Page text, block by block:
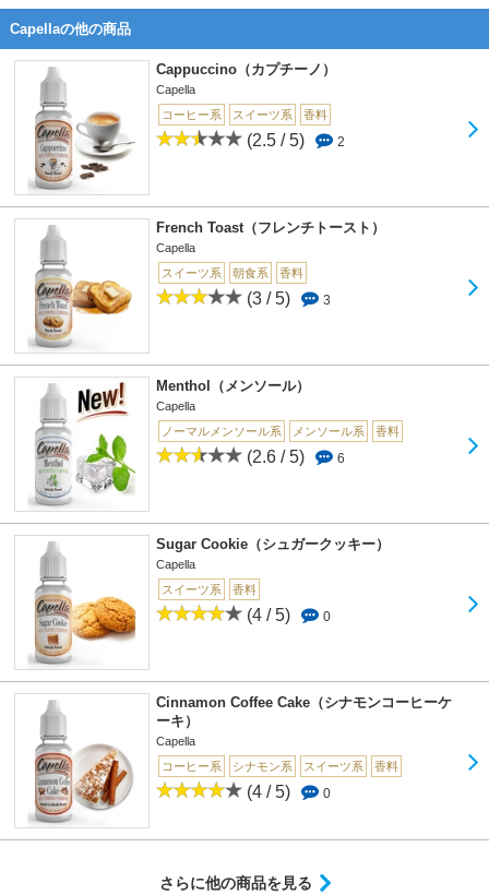
Capellaの他の商品
Cappuccino（カプチーノ）
Capella
コーヒー系
スイーツ系 香料
(2.5 / 5) 2
French Toast（フレンチトースト）
Capella
スイーツ系
朝食系 香料
(3 / 5) 3
Menthol（メンソール）
Capella
ノーマルメンソール系
メンソール系 香料
(2.6 / 5) 6
Sugar Cookie（シュガークッキー）
Capella
スイーツ系
香料
(4 / 5) 0
Cinnamon Coffee Cake（シナモンコーヒーケ
ーキ）
Capella
コーヒー系
シナモン系 スイーツ系 香料
(4 / 5) 0
さらに他の商品を見る